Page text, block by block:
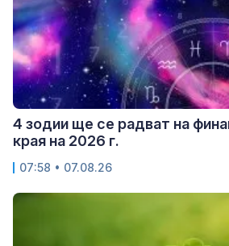
4 зодии ще се радват на
края на 2026 г.
07:58 • 07.08.26